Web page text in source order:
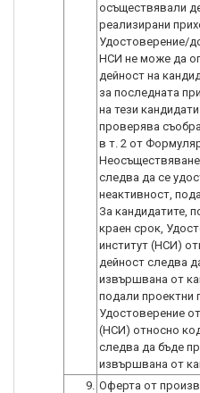
осъществявали
реализирани
Удостоверение/
НСИ не може да
дейност на
за последната
на тези
проверява
в т. 2 от
следва да се
неактивност,
За кандидатите,
краен срок,
институт (НСИ)
дейност следва
извършвана от
подали проектни
Удостоверение
(НСИ) относно
следва да бъде
извършвана от
9. Оферта от